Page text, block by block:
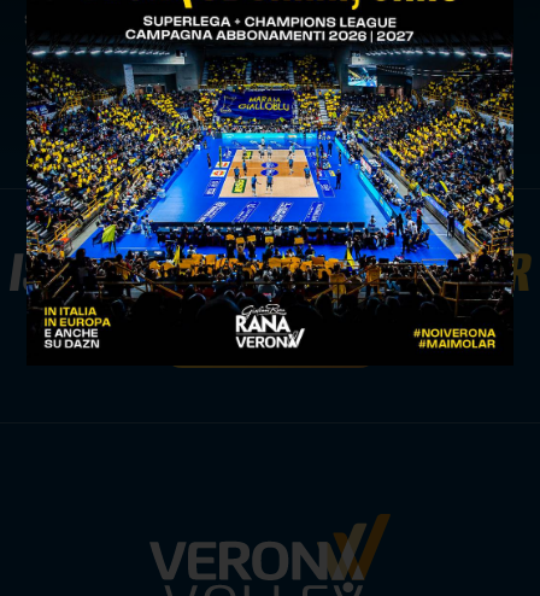
successivo:
al risparmio noi verona cup: successo per
cortesia contro taranto
news prima squadra
ISCRIVITI ALLANEWSLETTER
ISCRIVITI ORA